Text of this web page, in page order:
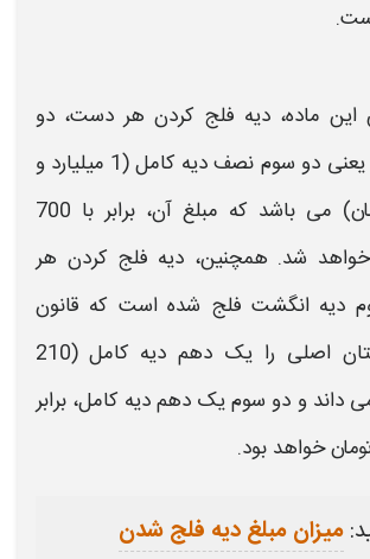
ماده، دیه فلج کردن هر دست، دو
یعنی دو سوم نصفدیه
کامل (1 میلیارد و
50 میلیون تومان) می باشد که مبلغ آن، برابر با 700
خواهد شد. همچنین، دیه فلج کردن هر
دیه انگشت فلج شده است که قانون
اصلی را یک دهم دیه
کامل (210
داند و دو سوم یک دهمدیه کامل، برابر
میزان مبلغ دیه فلج شدن